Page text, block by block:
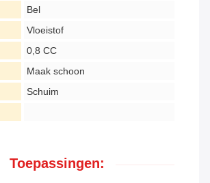
Bel
Vloeistof
0,8 CC
Maak schoon
Schuim
Toepassingen: